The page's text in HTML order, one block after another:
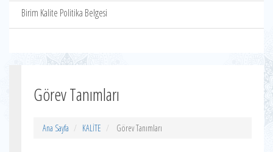
Birim Kalite Politika Belgesi
Görev Tanımları
Ana Sayfa KALİTE Görev Tanımları